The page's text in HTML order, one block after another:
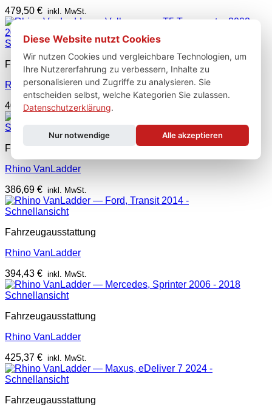
479,50 € inkl. MwSt.
Schnellansicht
Fahrzeugausstattung
Rhino VanLadder
402,16€ inkl. MwSt.
Schnellansicht
Fahrzeugausstattung
Rhino VanLadder
386,69 € inkl. MwSt.
Schnellansicht
Fahrzeugausstattung
Rhino VanLadder
394,43 € inkl. MwSt.
Schnellansicht
Fahrzeugausstattung
Rhino VanLadder
425,37 € inkl. MwSt.
Schnellansicht
Fahrzeugausstattung
Diese Website nutzt Cookies
Wir nutzen Cookies und vergleichbare Technologien, um
Ihre Nutzererfahrung zu verbessern, Inhalte zu
personalisieren und Zugriffe zu analysieren. Sie
entscheiden selbst, welche Kategorien Sie zulassen.
Datenschutzerklärung.
Nur notwendige Alle akzeptieren